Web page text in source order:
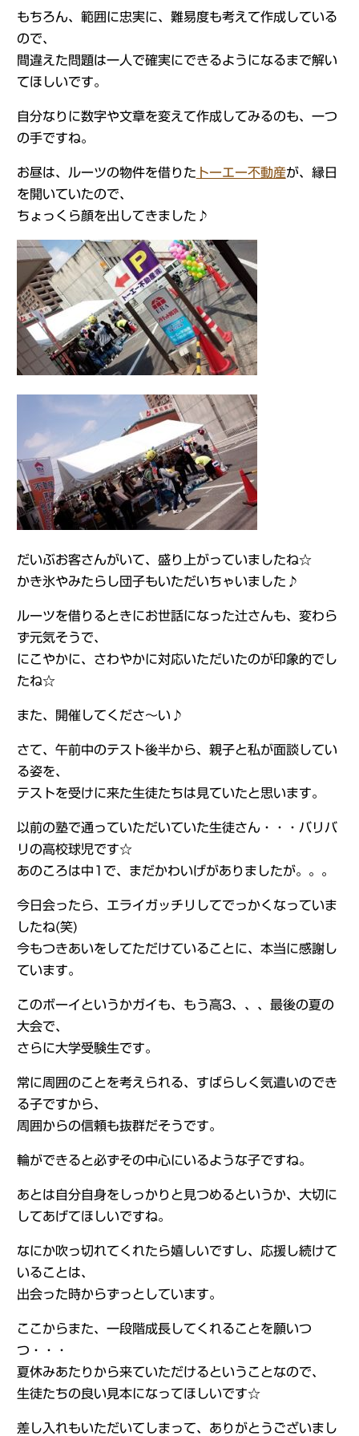
もちろん、範囲に忠実に、難易度も考えて作成している
ので、
間違えた問題は一人で確実にできるようになるまで解い
てほしいです。
自分なりに数字や文章を変えて作成してみるのも、一つ
の手ですね。
お昼は、ルーツの物件を借りた トーエー不動産が、縁日
を開いていたので、
ちょっくら顔を出してきました♪
だいぶお客さんがいて、盛り上がっていましたね☆
かき氷やみたらし団子もいただいちゃいました♪
ルーツを借りるときにお世話になった辻さんも、変わら
ず元気そうで、
にこやかに、さわやかに対応いただいたのが印象的でし
たね☆
また、開催してくださ～い♪
さて、午前中のテスト後半から、親子と私が面談してい
る姿を、
テストを受けに来た生徒たちは見ていたと思います。
以前の塾で通っていただいていた生徒さん・・・バリバ
リの高校球児です☆
あのころは中1で、まだかわいげがありましたが。。。
今日会ったら、エライガッチリしてでっかくなっていま
したね(笑)
今もつきあいをしてただけていることに、本当に感謝し
ています。
このボーイというかガイも、もう高3、、、最後の夏の
大会で、
さらに大学受験生です。
常に周囲のことを考えられる、すばらしく気遣いのでき
る子ですから、
周囲からの信頼も抜群だそうです。
輪ができると必ずその中心にいるような子ですね。
あとは自分自身をしっかりと見つめるというか、大切に
してあげてほしいですね。
なにか吹っ切れてくれたら嬉しいですし、応援し続けて
いることは、
出会った時からずっとしています。
ここからまた、一段階成長してくれることを願いつ
つ・・・
夏休みあたりから来ていただけるということなので、
生徒たちの良い見本になってほしいです☆
差し入れもいただいてしまって、ありがとうございまし